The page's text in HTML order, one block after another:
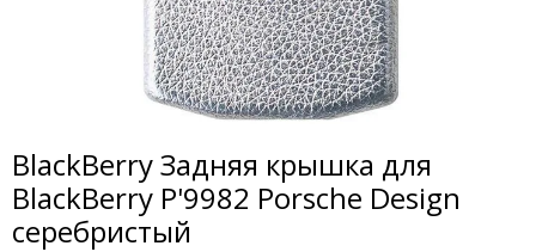
BlackBerry Задняя крышка для
BlackBerry P'9982 Porsche Design
серебристый